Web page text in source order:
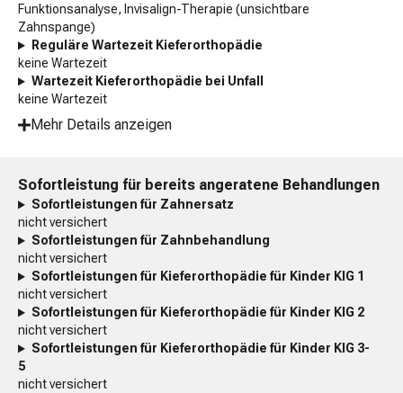
Funktionsanalyse, Invisalign-Therapie (unsichtbare
Zahnspange)
Reguläre Wartezeit Kieferorthopädie
keine Wartezeit
Wartezeit Kieferorthopädie bei Unfall
keine Wartezeit
Mehr Details anzeigen
Sofortleistung für bereits angeratene Behandlungen
Sofortleistungen für Zahnersatz
nicht versichert
Sofortleistungen für Zahnbehandlung
nicht versichert
Sofortleistungen für Kieferorthopädie für Kinder KIG 1
nicht versichert
Sofortleistungen für Kieferorthopädie für Kinder KIG 2
nicht versichert
Sofortleistungen für Kieferorthopädie für Kinder KIG 3-
5
nicht versichert